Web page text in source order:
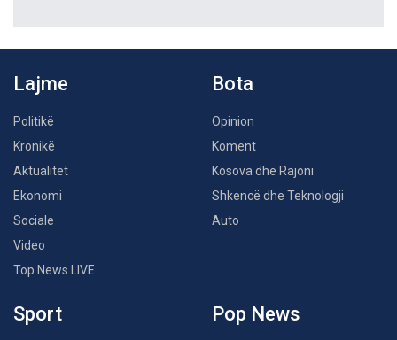
Lajme
Politikë
Kronikë
Aktualitet
Ekonomi
Sociale
Video
Top News LIVE
Bota
Opinion
Koment
Kosova dhe Rajoni
Shkencë dhe Teknologji
Auto
Sport Pop News